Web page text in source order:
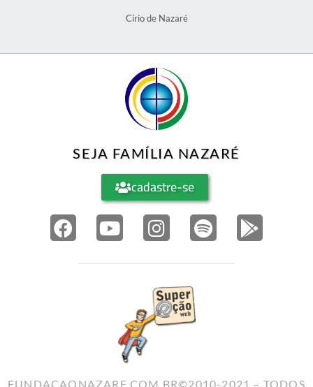
Círio de Nazaré
SEJA FAMÍLIA NAZARÉ
cadastre-se
FUNDACAONAZARE.COM.BR©2010-2021 – TODOS